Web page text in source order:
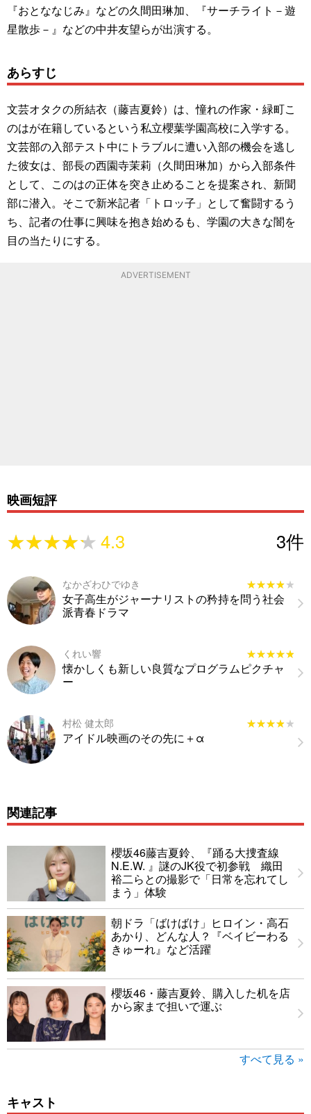
『おとななじみ』などの久間田琳加、『サーチライト－遊
星散歩－』などの中井友望らが出演する。
あらすじ
文芸オタクの所結衣（藤吉夏鈴）は、憧れの作家・緑町こ
のはが在籍しているという私立櫻葉学園高校に入学する。
文芸部の入部テスト中にトラブルに遭い入部の機会を逃し
た彼女は、部長の西園寺茉莉（久間田琳加）から入部条件
として、このはの正体を突き止めることを提案され、新聞
部に潜入。そこで新米記者「トロッ子」として奮闘するう
ち、記者の仕事に興味を抱き始めるも、学園の大きな闇を
目の当たりにする。
ADVERTISEMENT
映画短評
★★★★★
★★★★★4.3 3件
なかざわひでゆき ★★★★★
★★★★★
女子高生がジャーナリストの矜持を問う社会
派青春ドラマ
くれい響 ★★★★★
★★★★★
懐かしくも新しい良質なプログラムピクチャ
ー
村松 健太郎 ★★★★★
★★★★★
アイドル映画のその先に＋α
関連記事
櫻坂46藤吉夏鈴、『踊る大捜査線
N.E.W. 』謎のJK役で初参戦 織田
裕二らとの撮影で「日常を忘れてし
まう」体験
朝ドラ「ばけばけ」ヒロイン・高石
あかり、どんな人？『ベイビーわる
きゅーれ』など活躍
櫻坂46・藤吉夏鈴、購入した机を店
から家まで担いで運ぶ
すべて見る »
キャスト